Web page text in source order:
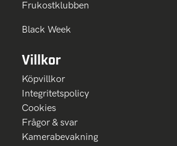
Frukostklubben
Black Week
Villkor
Köpvillkor
Integritetspolicy
Cookies
Frågor & svar
Kamerabevakning